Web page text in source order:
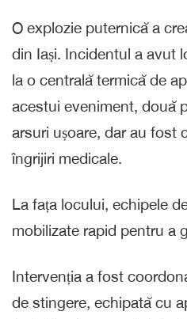
O explozie puternică a
din Iași. Incidentul a avut
la o centrală termică de
acestui eveniment, două
arsuri ușoare, dar au fost
îngrijiri medicale.
La fața locului, echipele
mobilizate rapid pentru a
Intervenția a fost
de stingere, echipată cu